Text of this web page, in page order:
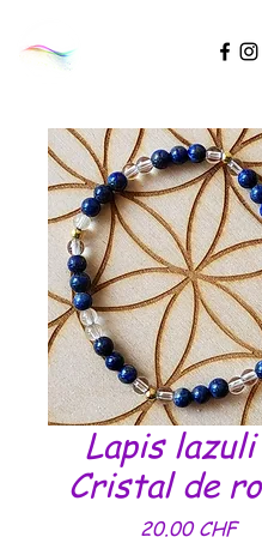
Lapis
Cristal de
20.00 CHFPrix